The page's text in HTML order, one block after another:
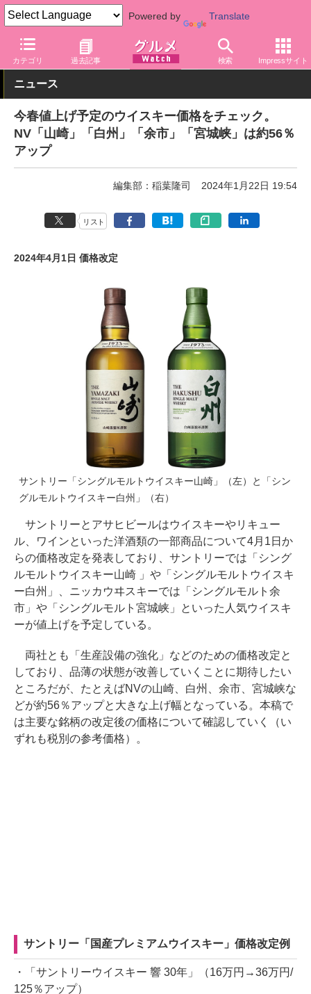
Powered by Translate
カテゴリ 過去記事 検索 Impressサイト
グルメ Watch アルコール ウイスキー
ニュース
今春値上げ予定のウイスキー価格をチェック。
NV「山崎」「白州」「余市」「宮城峡」は約56％
アップ
編集部：稲葉隆司 2024年1月22日 19:54
リスト
2024年4月1日 価格改定
サントリー「シングルモルトウイスキー山崎」（左）と「シン
グルモルトウイスキー白州」（右）
サントリーとアサヒビールはウイスキーやリキュー
ル、ワインといった洋酒類の一部商品について4月1日か
らの価格改定を発表しており、サントリーでは「シング
ルモルトウイスキー山崎 」や「シングルモルトウイスキ
ー白州」、ニッカウヰスキーでは「シングルモルト余
市」や「シングルモルト宮城峡」といった人気ウイスキ
ーが値上げを予定している。
両社とも「生産設備の強化」などのための価格改定と
しており、品薄の状態が改善していくことに期待したい
ところだが、たとえばNVの山崎、白州、余市、宮城峡な
どが約56％アップと大きな上げ幅となっている。本稿で
は主要な銘柄の改定後の価格について確認していく（い
ずれも税別の参考価格）。
サントリー「国産プレミアムウイスキー」価格改定例
・「サントリーウイスキー 響 30年」（16万円→36万円/
125％アップ）